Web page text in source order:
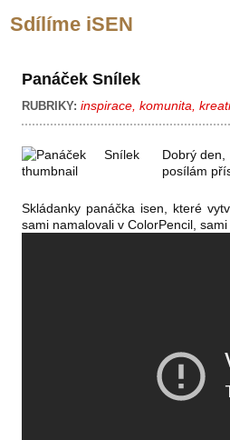
Sdílíme iSEN
Panáček Snílek
RUBRIKY: inspirace komunita
Dobrý den,
posílám
Skládanky panáčka isen, které
sami namalovali v ColorPencil,